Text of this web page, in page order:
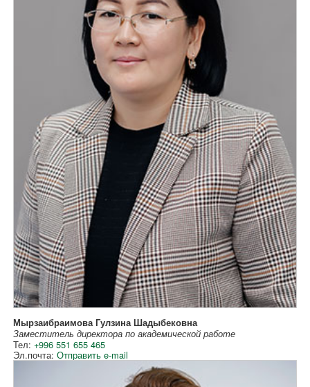
Мырзаибраимова Гулзина Шадыбековна
Заместитель директора по академической работе
Тел:+996 551 655 465
Эл.почта:Отправить e-mail